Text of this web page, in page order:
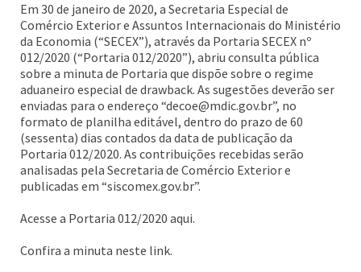
Em 30 de janeiro de 2020, a Secretaria Especial de
Comércio Exterior e Assuntos Internacionais do Ministério
da Economia (“SECEX”), através da Portaria SECEX nº
012/2020 (“Portaria 012/2020”), abriu consulta pública
sobre a minuta de Portaria que dispõe sobre o regime
aduaneiro especial de drawback. As sugestões deverão ser
enviadas para o endereço “decoe@mdic.gov.br”, no
formato de planilha editável, dentro do prazo de 60
(sessenta) dias contados da data de publicação da
Portaria 012/2020. As contribuições recebidas serão
analisadas pela Secretaria de Comércio Exterior e
publicadas em “siscomex.gov.br”.
Acesse a Portaria 012/2020 aqui.
Confira a minuta neste link.